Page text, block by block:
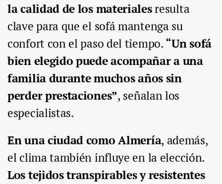
la calidad de los materialesresulta
clave para que el sofá mantenga su
confort con el paso del tiempo.“Un sofá
bien elegido puede acompañar a una
familia durante muchos años sin
perder prestaciones”, señalan los
especialistas.
En una ciudad como Almería, además,
el clima también influye en la elección.
Los tejidos transpirables y resistentes